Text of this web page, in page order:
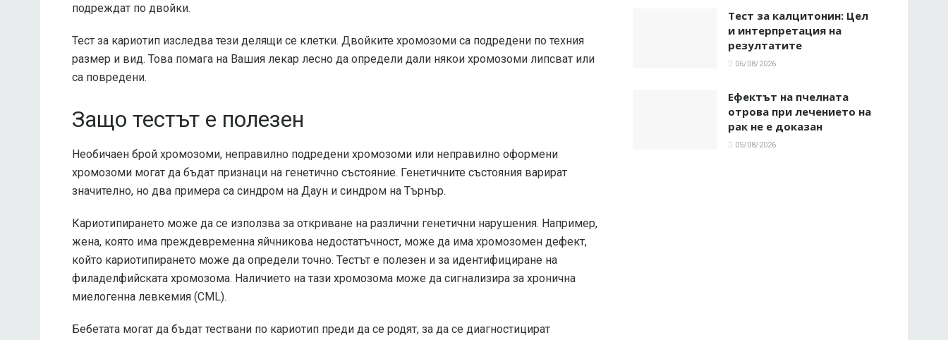
подреждат по двойки.
Тест за кариотип изследва тези делящи се клетки. Двойките хромозоми са подредени по техния
размер и вид. Това помага на Вашия лекар лесно да определи дали някои хромозоми липсват или
са повредени.
Защо тестът е полезен
Необичаен брой хромозоми, неправилно подредени хромозоми или неправилно оформени
хромозоми могат да бъдат признаци на генетично състояние. Генетичните състояния варират
значително, но два примера са синдром на Даун и синдром на Търнър.
Кариотипирането може да се използва за откриване на различни генетични нарушения. Например,
жена, която има преждевременна яйчникова недостатъчност, може да има хромозомен дефект,
който кариотипирането може да определи точно. Тестът е полезен и за идентифициране на
филаделфийската хромозома. Наличието на тази хромозома може да сигнализира за хронична
миелогенна левкемия (CML).
Бебетата могат да бъдат тествани по кариотип преди да се родят, за да се диагностицират
Тест за калцитонин: Цел
и интерпретация на
резултатите
06/08/2026
Ефектът на пчелната
отрова при лечението на
рак не е доказан
05/08/2026